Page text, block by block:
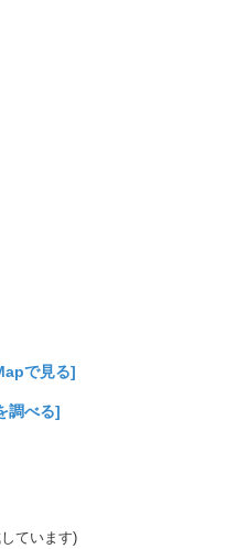
で見る]
調べる]
ています)